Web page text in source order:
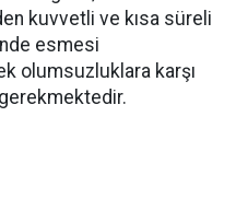
kuvvetli ve kısa süreli
esmesi
olumsuzluklara karşı